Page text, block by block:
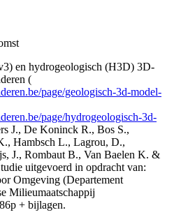
en hydrogeologisch (H3D) 3D-
(
page/geologisch-3d-model-
page/hydrogeologisch-3d-
J., De Koninck R., Bos S.,
Hambsch L., Lagrou, D.,
J., Rombaut B., Van Baelen K. &
uitgevoerd in opdracht van:
Omgeving (Departement
Milieumaatschappij
+ bijlagen.